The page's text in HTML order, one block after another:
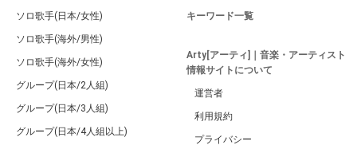
ソロ歌手(日本/女性)
ソロ歌手(海外/男性)
ソロ歌手(海外/女性)
グループ(日本/2人組)
グループ(日本/3人組)
グループ(日本/4人組以上)
キーワード一覧
Arty[アーティ]｜音楽・アーティスト
情報サイトについて
運営者
利用規約
プライバシー